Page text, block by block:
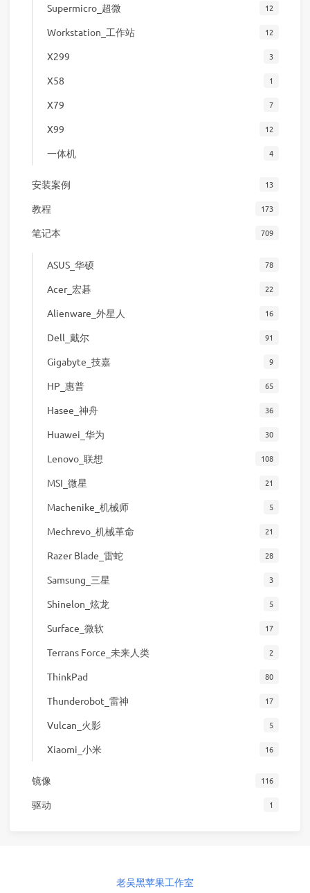
Supermicro_超微 12
Workstation_工作站 12
X299 3
X58 1
X79 7
X99 12
一体机 4
安装案例 13
教程 173
笔记本 709
ASUS_华硕 78
Acer_宏碁 22
Alienware_外星人 16
Dell_戴尔 91
Gigabyte_技嘉 9
HP_惠普 65
Hasee_神舟 36
Huawei_华为 30
Lenovo_联想 108
MSI_微星 21
Machenike_机械师 5
Mechrevo_机械革命 21
Razer Blade_雷蛇 28
Samsung_三星 3
Shinelon_炫龙 5
Surface_微软 17
Terrans Force_未来人类 2
ThinkPad 80
Thunderobot_雷神 17
Vulcan_火影 5
Xiaomi_小米 16
镜像 116
驱动 1
老吴黑苹果工作室